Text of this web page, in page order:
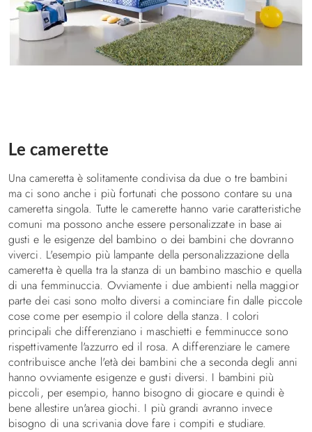
Camerette bambine
Camerette romantiche
Camerette moda
Decorare la cameretta
I consigli
Illuminazione in cameretta, idee e suggerimenti
Letti
Letti a Castello
Letti a soppalco
Letti imbottiti
Letti una piazza e mezza
Letti singoli
Biancheria da letto
Divani e poltrona letto
Contatti
Le camerette
Una cameretta è solitamente condivisa da due o tre bambini
ma ci sono anche i più fortunati che possono contare su una
cameretta singola. Tutte le camerette hanno varie caratteristiche
comuni ma possono anche essere personalizzate in base ai
gusti e le esigenze del bambino o dei bambini che dovranno
viverci. L'esempio più lampante della personalizzazione della
cameretta è quella tra la stanza di un bambino maschio e quella
di una femminuccia. Ovviamente i due ambienti nella maggior
parte dei casi sono molto diversi a cominciare fin dalle piccole
cose come per esempio il colore della stanza. I colori
principali che differenziano i maschietti e femminucce sono
rispettivamente l'azzurro ed il rosa. A differenziare le camere
contribuisce anche l'età dei bambini che a seconda degli anni
hanno ovviamente esigenze e gusti diversi. I bambini più
piccoli, per esempio, hanno bisogno di giocare e quindi è
bene allestire un'area giochi. I più grandi avranno invece
bisogno di una scrivania dove fare i compiti e studiare.